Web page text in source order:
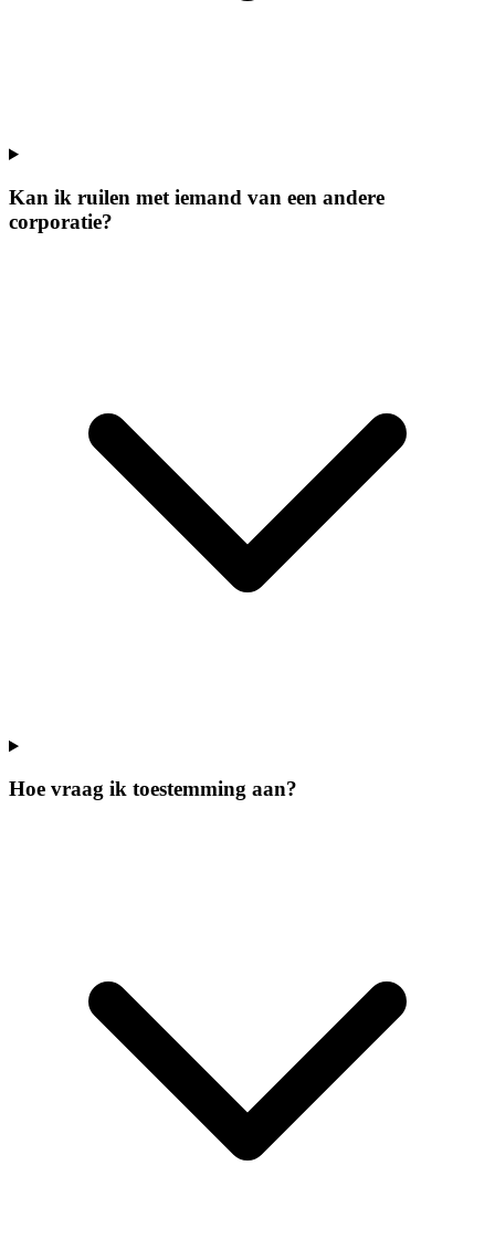
Kan ik ruilen met iemand van een andere
corporatie?
Hoe vraag ik toestemming aan?